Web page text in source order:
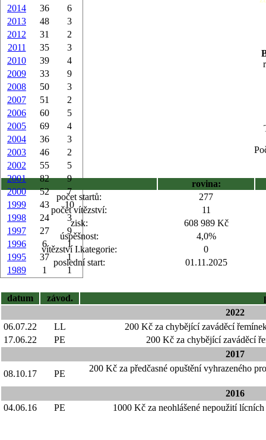
2014
36
6
2013
48
3
2012
31
2
2011
35
3
2010
39
4
2009
33
9
2008
50
3
2007
51
2
2006
60
5
2005
69
4
2004
36
3
2003
46
2
2002
55
5
2001
82
9
2000
52
7
1999
43
10
1998
24
3
1997
27
9
1996
6
1
1995
37
1
1989
1 1
rovina:
počet startů:
277
počet vítězství:
11
zisk:
608 989 Kč
úspěšnost:
4,0%
vítězství I.kategorie:
0
poslední start:
01.11.2025
datum závod.
2022
06.07.22
LL
200 Kč za chybějící zaváděcí
17.06.22
PE
200 Kč za chybějící zaváděcí
2017
08.10.17
PE
200 Kč za předčasné opuštění vyhrazeného
2016
04.06.16
PE 1000 Kč za neohlášené nepoužití